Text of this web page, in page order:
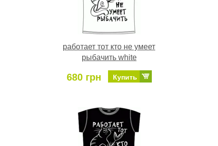
работает тот кто не умеет
рыбачить white
680 грн Купить